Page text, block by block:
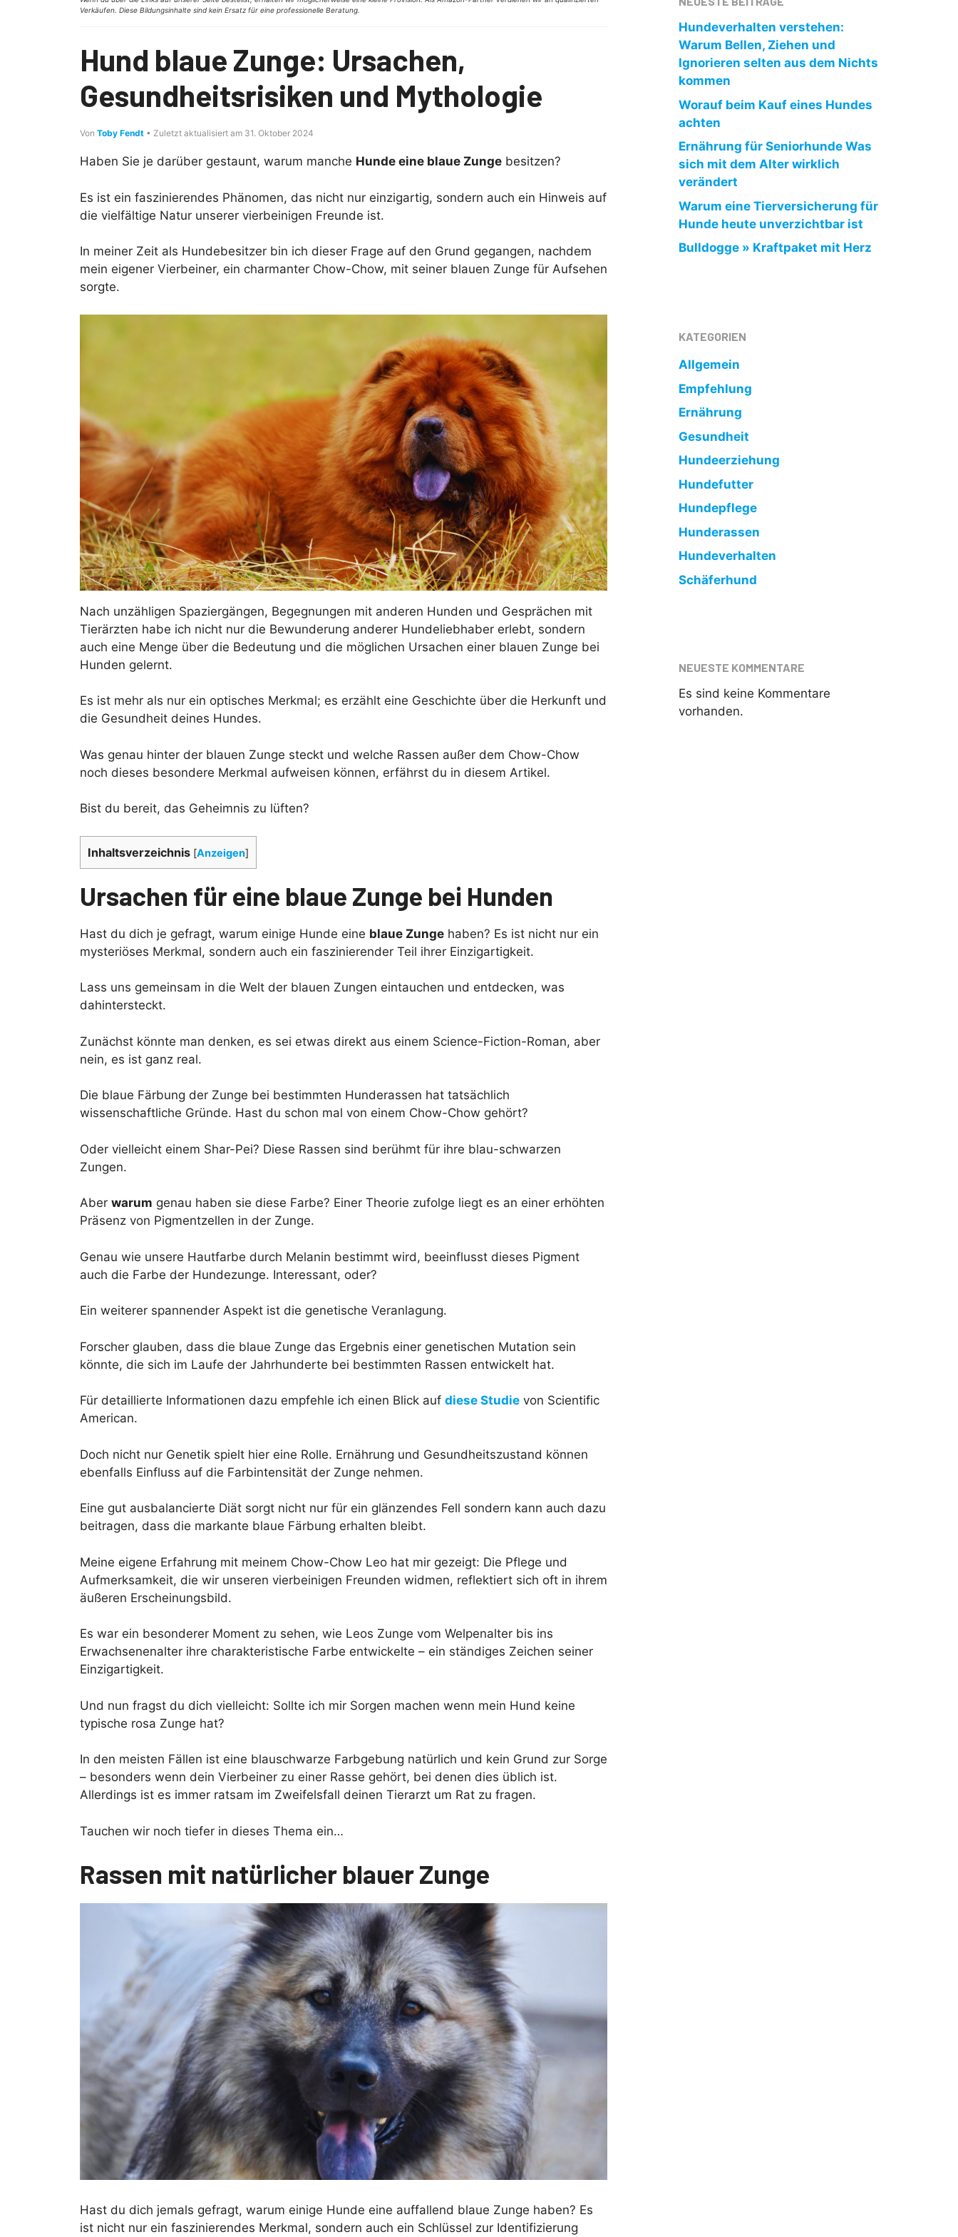
Verkäufen. Diese Bildungsinhalte sind kein Ersatz für eine professionelle Beratung.
Hund blaue Zunge: Ursachen,
Gesundheitsrisiken und Mythologie
Von Toby Fendt • Zuletzt aktualisiert am 31. Oktober 2024
Haben Sie je darüber gestaunt, warum manche Hunde eine blaue Zunge besitzen?
Es ist ein faszinierendes Phänomen, das nicht nur einzigartig, sondern auch ein Hinweis auf
die vielfältige Natur unserer vierbeinigen Freunde ist.
In meiner Zeit als Hundebesitzer bin ich dieser Frage auf den Grund gegangen, nachdem
mein eigener Vierbeiner, ein charmanter Chow-Chow, mit seiner blauen Zunge für Aufsehen
sorgte.
Nach unzähligen Spaziergängen, Begegnungen mit anderen Hunden und Gesprächen mit
Tierärzten habe ich nicht nur die Bewunderung anderer Hundeliebhaber erlebt, sondern
auch eine Menge über die Bedeutung und die möglichen Ursachen einer blauen Zunge bei
Hunden gelernt.
Es ist mehr als nur ein optisches Merkmal; es erzählt eine Geschichte über die Herkunft und
die Gesundheit deines Hundes.
Was genau hinter der blauen Zunge steckt und welche Rassen außer dem Chow-Chow
noch dieses besondere Merkmal aufweisen können, erfährst du in diesem Artikel.
Bist du bereit, das Geheimnis zu lüften?
Inhaltsverzeichnis [Anzeigen]
Ursachen für eine blaue Zunge bei Hunden
Hast du dich je gefragt, warum einige Hunde eine blaue Zunge haben? Es ist nicht nur ein
mysteriöses Merkmal, sondern auch ein faszinierender Teil ihrer Einzigartigkeit.
Lass uns gemeinsam in die Welt der blauen Zungen eintauchen und entdecken, was
dahintersteckt.
Zunächst könnte man denken, es sei etwas direkt aus einem Science-Fiction-Roman, aber
nein, es ist ganz real.
Die blaue Färbung der Zunge bei bestimmten Hunderassen hat tatsächlich
wissenschaftliche Gründe. Hast du schon mal von einem Chow-Chow gehört?
Oder vielleicht einem Shar-Pei? Diese Rassen sind berühmt für ihre blau-schwarzen
Zungen.
Aber warum genau haben sie diese Farbe? Einer Theorie zufolge liegt es an einer erhöhten
Präsenz von Pigmentzellen in der Zunge.
Genau wie unsere Hautfarbe durch Melanin bestimmt wird, beeinflusst dieses Pigment
auch die Farbe der Hundezunge. Interessant, oder?
Ein weiterer spannender Aspekt ist die genetische Veranlagung.
Forscher glauben, dass die blaue Zunge das Ergebnis einer genetischen Mutation sein
könnte, die sich im Laufe der Jahrhunderte bei bestimmten Rassen entwickelt hat.
Für detaillierte Informationen dazu empfehle ich einen Blick auf diese Studie von Scientific
American.
Doch nicht nur Genetik spielt hier eine Rolle. Ernährung und Gesundheitszustand können
ebenfalls Einfluss auf die Farbintensität der Zunge nehmen.
Eine gut ausbalancierte Diät sorgt nicht nur für ein glänzendes Fell sondern kann auch dazu
beitragen, dass die markante blaue Färbung erhalten bleibt.
Meine eigene Erfahrung mit meinem Chow-Chow Leo hat mir gezeigt: Die Pflege und
Aufmerksamkeit, die wir unseren vierbeinigen Freunden widmen, reflektiert sich oft in ihrem
äußeren Erscheinungsbild.
Es war ein besonderer Moment zu sehen, wie Leos Zunge vom Welpenalter bis ins
Erwachsenenalter ihre charakteristische Farbe entwickelte – ein ständiges Zeichen seiner
Einzigartigkeit.
Und nun fragst du dich vielleicht: Sollte ich mir Sorgen machen wenn mein Hund keine
typische rosa Zunge hat?
In den meisten Fällen ist eine blauschwarze Farbgebung natürlich und kein Grund zur Sorge
– besonders wenn dein Vierbeiner zu einer Rasse gehört, bei denen dies üblich ist.
Allerdings ist es immer ratsam im Zweifelsfall deinen Tierarzt um Rat zu fragen.
Tauchen wir noch tiefer in dieses Thema ein…
Rassen mit natürlicher blauer Zunge
Hast du dich jemals gefragt, warum einige Hunde eine auffallend blaue Zunge haben? Es
ist nicht nur ein faszinierendes Merkmal, sondern auch ein Schlüssel zur Identifizierung
Hundeverhalten verstehen:
Warum Bellen, Ziehen und
Ignorieren selten aus dem Nichts
kommen
Worauf beim Kauf eines Hundes
achten
Ernährung für Seniorhunde Was
sich mit dem Alter wirklich
verändert
Warum eine Tierversicherung für
Hunde heute unverzichtbar ist
Bulldogge » Kraftpaket mit Herz
KATEGORIEN
Allgemein
Empfehlung
Ernährung
Gesundheit
Hundeerziehung
Hundefutter
Hundepflege
Hunderassen
Hundeverhalten
Schäferhund
NEUESTE KOMMENTARE
Es sind keine Kommentare
vorhanden.